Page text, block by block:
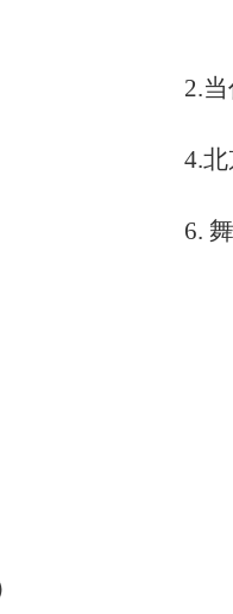
2.
4.
6.